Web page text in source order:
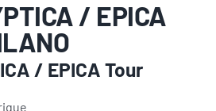
/ EPICA
/ EPICA Tour